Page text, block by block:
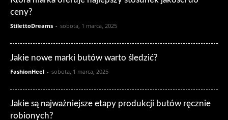
ceny?
StilettoDreams - sobota, 1 marca, 2025
Jakie nowe marki butów warto śledzić?
FashionHeel - sobota, 1 marca, 2025
Jakie są najważniejsze etapy produkcji butów ręcznie
robionych?